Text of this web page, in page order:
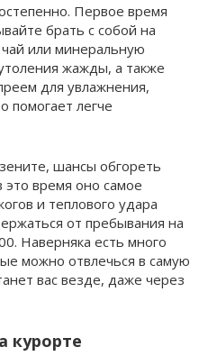
Первое время
брать с собой на
или минеральную
жажды, а также
для увлажнения,
помогает легче
шансы обгореть
время оно самое
и теплового удара
от пребывания на
Наверняка есть много
можно отвлечься в самую
вас везде, даже через
курорте